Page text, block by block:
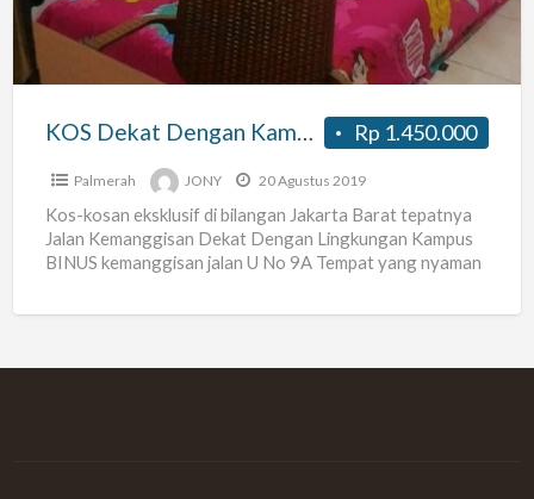
BINUS
Kos
Jalan
Raya
Kemanggisan
Rp 1.450.000
KOS Dekat Dengan Kampus BINUS Kos Jalan U Raya 9A Kemanggisan
Palmerah JONY 20 Agustus 2019
Kos-kosan eksklusif di bilangan Jakarta Barat tepatnya
Jalan Kemanggisan Dekat Dengan Lingkungan Kampus
BINUS kemanggisan jalan U No 9A Tempat yang nyaman